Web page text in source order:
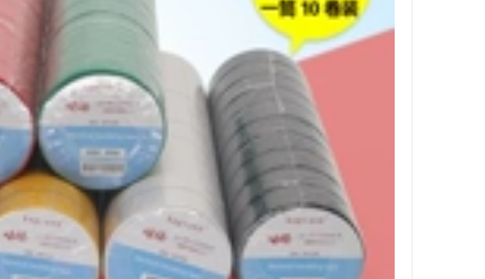
độ cao Băng trong
suốt Tấm PCB Tấm
mạ điện Bảo vệ điện
190,000
PE Red Film Sponge
Double Băng keo
mạnh Bọt Bọt hai
mặt Đen Bọt Đen
Gói dính hai mặt
dày băng keo mút
xốp
190,000